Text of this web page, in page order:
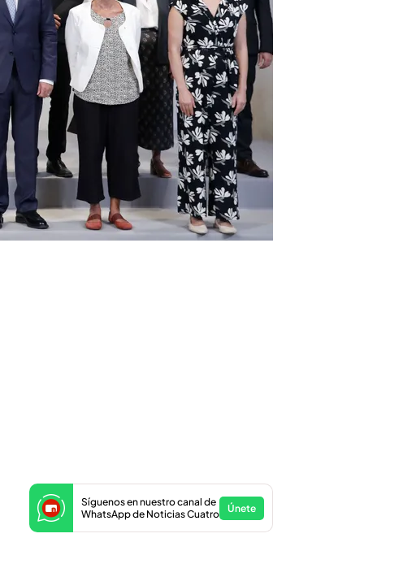
Síguenos en nuestro canal de
WhatsApp de Noticias Cuatro
Únete